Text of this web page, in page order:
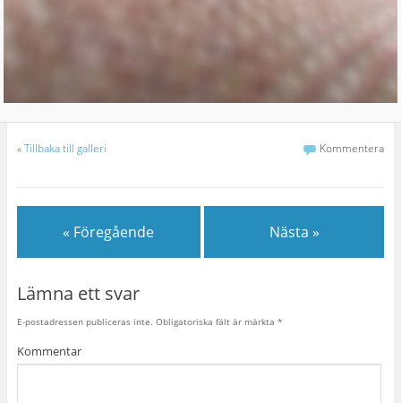
«Tillbaka till galleri Kommentera
« Föregående Nästa »
Lämna ett svar
E-postadressen publiceras inte. Obligatoriska fält är märkta *
Kommentar